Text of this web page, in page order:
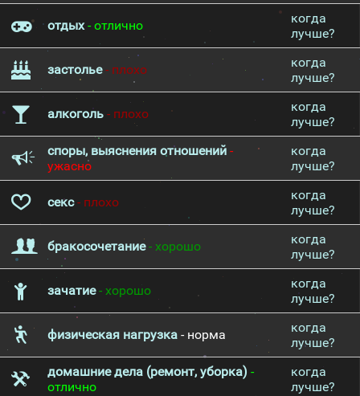
отдых- отлично
когда
лучше?
застолье- плохо
когда
лучше?
алкоголь - плохо
когда
лучше?
споры, выяснения отношений -
ужасно
когда
лучше?
секс- плохо
когда
лучше?
бракосочетание- хорошо
когда
лучше?
зачатие- хорошо
когда
лучше?
физическая нагрузка - норма
когда
лучше?
домашние дела (ремонт, уборка) -
отлично
когда
лучше?